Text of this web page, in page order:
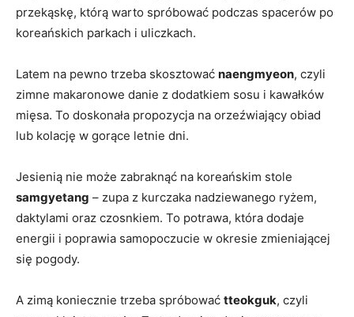
przekąskę,⁣ którą warto spróbować podczas spacerów ‌po​
koreańskich parkach ⁢i ⁣uliczkach.
Latem ⁤na pewno trzeba skosztować naengmyeon, czyli
zimne makaronowe danie z dodatkiem sosu ⁢i kawałków⁢
mięsa. To doskonała propozycja na ⁢orzeźwiający⁢ obiad
lub kolację w gorące letnie dni.
Jesienią ‍nie może ‍zabraknąć na koreańskim‌ stole
samgyetang – zupa ‌z kurczaka nadziewanego​ ryżem, ​
daktylami oraz czosnkiem.⁤ To potrawa,⁣ która dodaje
energii i poprawia⁤ samopoczucie⁤ w okresie zmieniającej
się pogody.
A zimą⁢ koniecznie trzeba ‌spróbować tteokguk,‍ czyli